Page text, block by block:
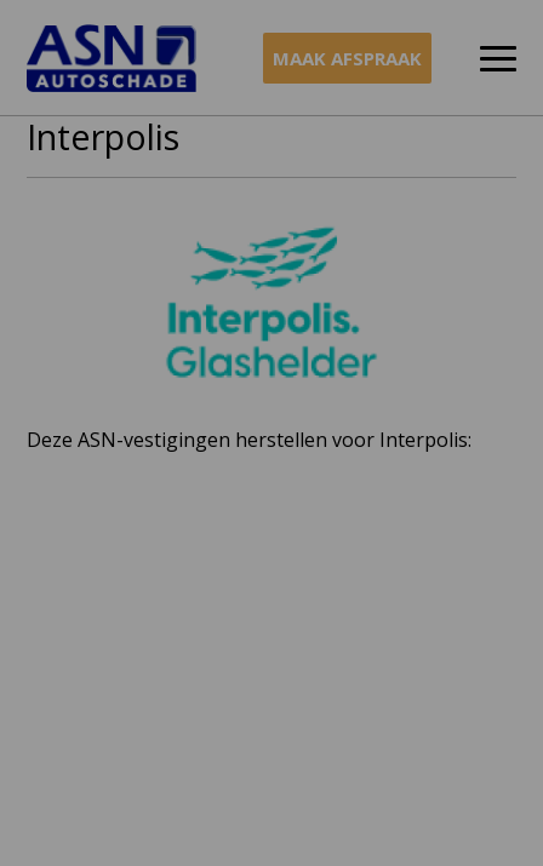
Naar
inhoud
MAAK AFSPRAAK
Interpolis
Deze ASN-vestigingen herstellen voor Interpolis: